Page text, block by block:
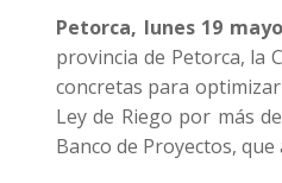
Petorca, lunes 19
provincia de Petorca, la
concretas para
Ley de Riego por más
Banco de Proyectos,